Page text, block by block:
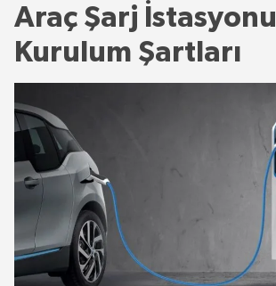
Araç Şarj İstasyonu
Kurulum Şartları